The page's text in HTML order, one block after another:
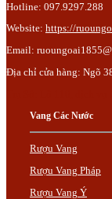
Hotline: 097.9297.288
Website: https://
Email:
Địa chỉ cửa hàng: Ngõ
Vang Các Nước
Rượu Vang
Rượu Vang Pháp
Rượu Vang Ý